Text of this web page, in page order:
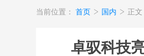
当前位置： 首页 国内 正文
卓驭科技